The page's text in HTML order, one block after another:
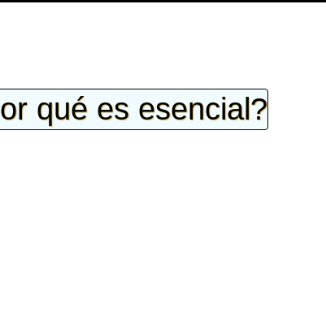
qué es esencial?